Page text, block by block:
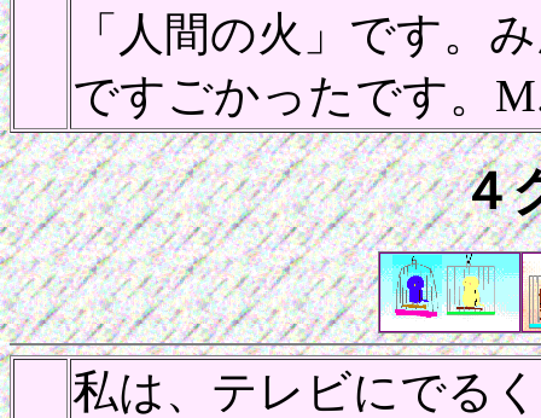
「人間の火」です。
ですごかったです。
４
私は、テレビにでる